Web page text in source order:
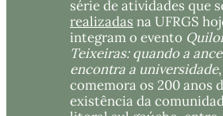
realizadas na UFRGS
integram o evento
Teixeiras: quando a
encontra a universidade
comemora os 200 anos
existência da